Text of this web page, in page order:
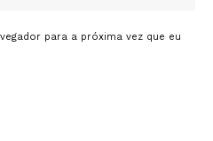
para a próxima vez que eu